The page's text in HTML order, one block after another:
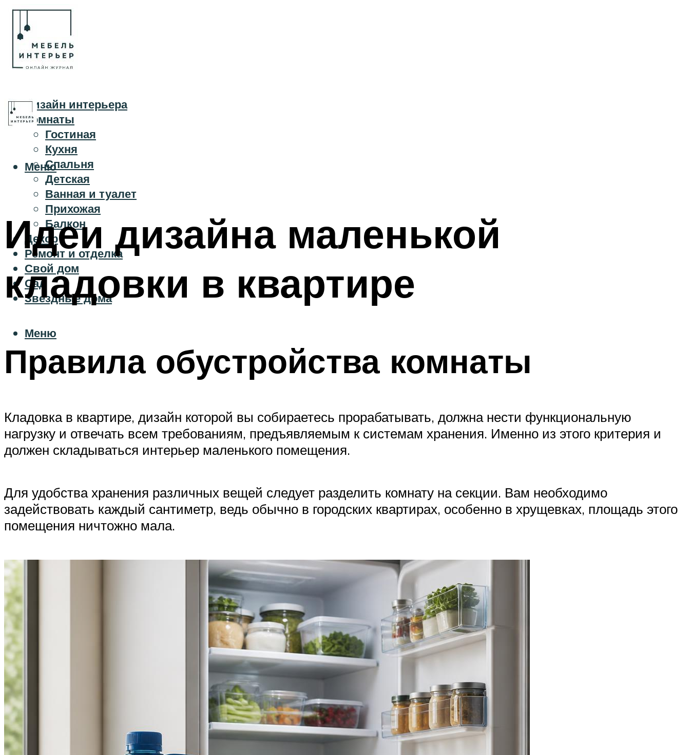
Дизайн интерьера
Комнаты
Гостиная
Кухня
Спальня
Детская
Ванная и туалет
Прихожая
Балкон
Декор
Ремонт и отделка
Свой дом
Сад
Звездные дома
Меню
Меню
Идеи дизайна маленькой
кладовки в квартире
Правила обустройства комнаты
Кладовка в квартире, дизайн которой вы собираетесь прорабатывать, должна нести функциональную
нагрузку и отвечать всем требованиям, предъявляемым к системам хранения. Именно из этого критерия и
должен складываться интерьер маленького помещения.
Для удобства хранения различных вещей следует разделить комнату на секции. Вам необходимо
задействовать каждый сантиметр, ведь обычно в городских квартирах, особенно в хрущевках, площадь этого
помещения ничтожно мала.